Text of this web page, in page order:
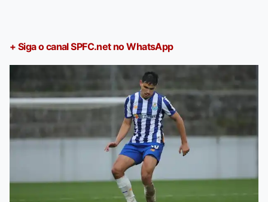
+ Siga o canal SPFC.net no WhatsApp